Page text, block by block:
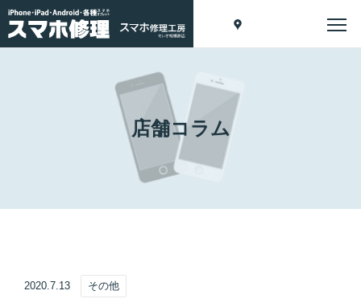
店舗コラム
2020.7.13 その他